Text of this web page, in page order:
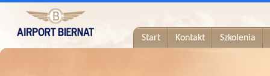
Start Kontakt Szkolenia